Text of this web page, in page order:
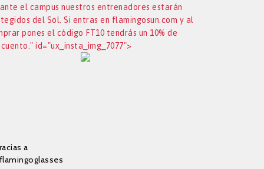
protegidos
Sol. Si entras en
y
el campus nuestros entrenadores estarán
del Sol. Si entras en flamingosun.com y al
pones el código FT10 tendrás un 10% de
id="ux_insta_img_7077">
a